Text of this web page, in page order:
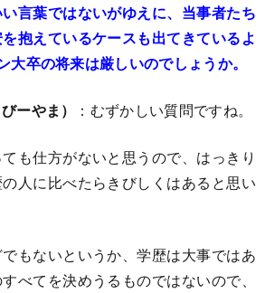
言葉ではないがゆえに、当事者たち
抱えているケースも出てきているよ
大卒の将来は厳しいのでしょうか。
ーやま） ：むずかしい質問ですね。
も仕方がないと思うので、はっきり
人に比べたらきびしくはあると思い
もないというか、学歴は大事ではあ
べてを決めうるものではないので、